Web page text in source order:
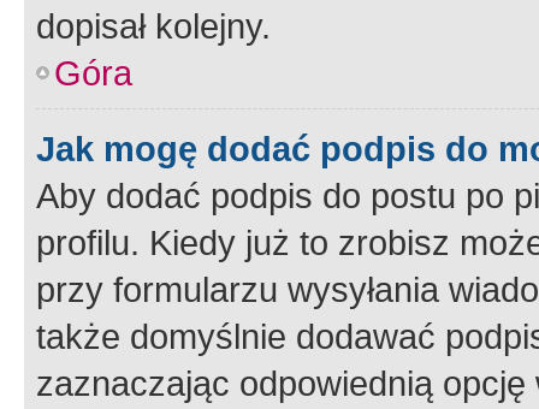
dopisał kolejny.
Góra
Jak mogę dodać podpis do
Aby dodać podpis do postu po
profilu. Kiedy już to zrobisz
przy formularzu wysyłania
także domyślnie dodawać
zaznaczając odpowiednią